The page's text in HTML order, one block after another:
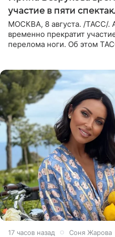
участие в пяти
МОСКВА, 8 августа. /ТАСС/.
временно прекратит
перелома ноги. Об этом
17 часов назад Соня Жарова